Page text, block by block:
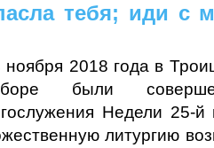
тебя; иди с
ноября 2018 года в
были
Недели 25-й
литургию